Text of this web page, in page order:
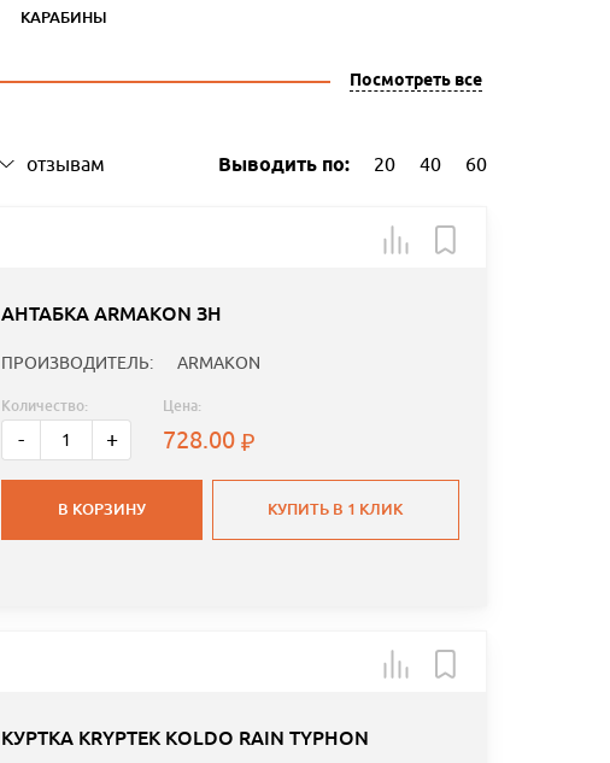
КАРАБИНЫ
Посмотреть все
отзывам Выводить по: 20 40 60
АНТАБКА ARMAKON ЗН
ПРОИЗВОДИТЕЛЬ: ARMAKON
Количество:
- +
Цена:
728.00
В КОРЗИНУ КУПИТЬ В 1 КЛИК
КУРТКА KRYPTEK KOLDO RAIN TYPHON